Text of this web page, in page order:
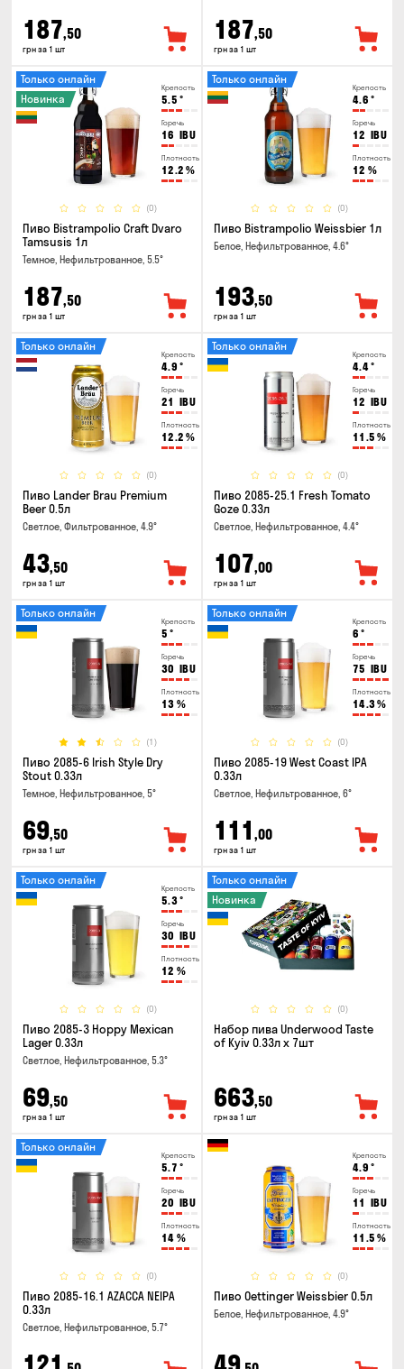
187,50
грн за 1 шт
187,50
грн за 1 шт
Крепость
5.5 °
Горечь
16 IBU
Плотность
12.2 %
(0)
Только онлайн
Новинка
Пиво Bistrampolio Craft Dvaro
Tamsusis 1л
Темное, Нефильтрованное, 5.5°
187,50
грн за 1 шт
Крепость
4.6 °
Горечь
12 IBU
Плотность
12 %
(0)
Только онлайн
Пиво Bistrampolio Weissbier 1л
Белое, Нефильтрованное, 4.6°
193,50
грн за 1 шт
Крепость
4.9 °
Горечь
21 IBU
Плотность
12.2 %
(0)
Только онлайн
Пиво Lander Brau Premium
Beer 0.5л
Светлое, Фильтрованное, 4.9°
43,50
грн за 1 шт
Крепость
4.4°
Горечь
12 IBU
Плотность
11.5 %
(0)
Только онлайн
Пиво 2085-25.1 Fresh Tomato
Goze 0.33л
Светлое, Нефильтрованное, 4.4°
107,00
грн за 1 шт
Крепость
5 °
Горечь
30 IBU
Плотность
13 %
(1)
Только онлайн
Пиво 2085-6 Irish Style Dry
Stout 0.33л
Темное, Нефильтрованное, 5°
69,50
грн за 1 шт
Крепость
6 °
Горечь
75 IBU
Плотность
14.3%
(0)
Только онлайн
Пиво 2085-19 West Coast IPA
0.33л
Светлое, Нефильтрованное, 6°
111 ,00
грн за 1 шт
Крепость
5.3°
Горечь
30 IBU
Плотность
12 %
(0)
Только онлайн
Пиво 2085-3 Hoppy Mexican
Lager 0.33л
Светлое, Нефильтрованное, 5.3°
69,50
грн за 1 шт
(0)
Только онлайн
Новинка
Набор пива Underwood Taste
of Kyiv 0.33л x 7шт
663,50
грн за 1 шт
Крепость
5.7 °
Горечь
20 IBU
Плотность
14 %
(0)
Только онлайн
Пиво 2085-16.1 AZACCA NEIPA
0.33л
Светлое, Нефильтрованное, 5.7°
Крепость
4.9 °
Горечь
11 IBU
Плотность
11.5 %
(0)
Пиво Oettinger Weissbier 0.5л
Белое, Нефильтрованное, 4.9°